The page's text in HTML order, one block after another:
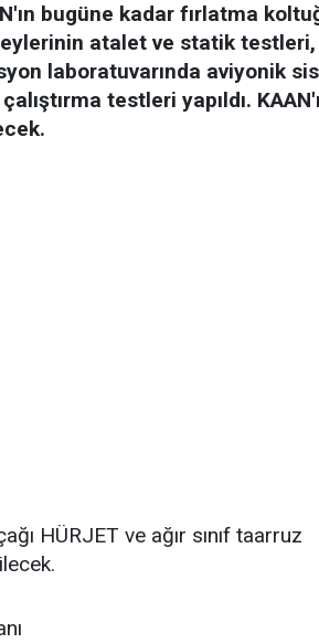
bugüne kadar fırlatma
atalet ve statik testleri,
laboratuvarında aviyonik
testleri yapıldı.
HÜRJET ve ağır sınıf taarruz